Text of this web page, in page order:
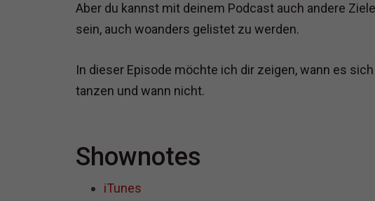
Aber du kannst mit deinem Podcast auch andere
sein, auch woanders gelistet zu werden.
In dieser Episode möchte ich dir zeigen, wann es
tanzen und wann nicht.
Shownotes
iTunes